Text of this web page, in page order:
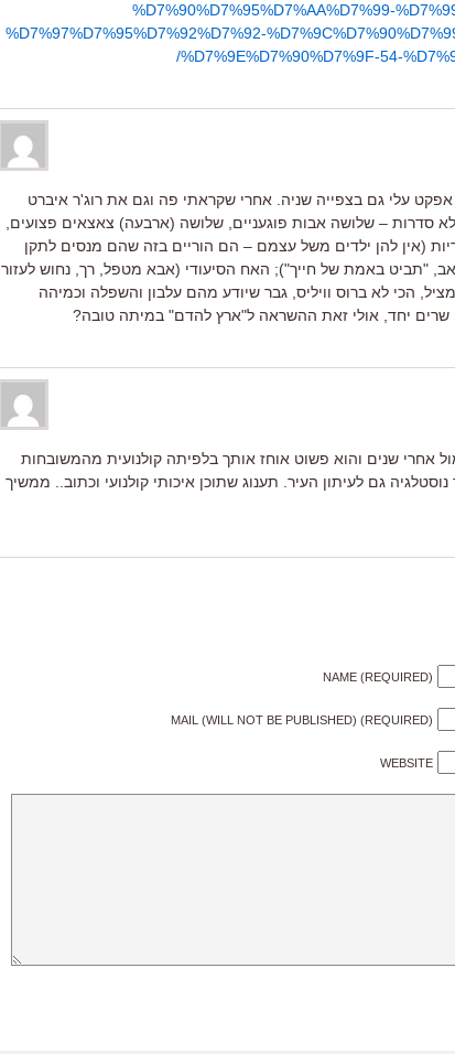
%D7%90%D7%95%D7%AA%D7%99-
%D7%97%D7%95%D7%92%D7%92-
%D7%9E%D7%90%D7%9F-54-
אפקט עלי גם בצפייה שניה. אחרי שקראתי פה וגם את רוג'ר איברט
סדרות – שלושה אבות פוגעניים, שלושה (ארבעה) צאצאים פצועים,
(אין להן ילדים משל עצמם – הם הוריים בזה שהם מנסים לתקן
"תביט באמת של חייך"); האח הסיעודי (אבא מטפל, רך, נחוש לעזור
הכי לא ברוס וויליס, גבר שיודע מהם עלבון והשפלה וכמיהה
יחד, אולי זאת ההשראה ל"ארץ להדם" במיתה טובה?
אחרי שנים והוא פשוט אוחז אותך בלפיתה קולנועית מהמשובחות
לנחות פה ב2020 מעיר נוסטלגיה גם לעיתון העיר. תענוג שתוכן איכותי קולנועי וכתוב.. ממשיך
NAME (REQUIRED)
MAIL (WILL NOT BE PUBLISHED) (REQUIRED)
WEBSITE